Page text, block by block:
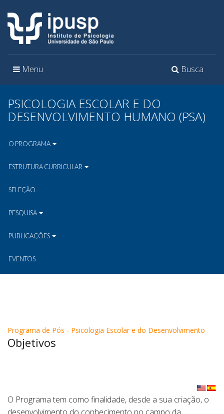
Toggle
Busca
Toggle
Menu
PSICOLOGIA ESCOLAR E DO
DESENVOLVIMENTO HUMANO (PSA)
O PROGRAMA
ESTRUTURA CURRICULAR
SELEÇÃO
PESQUISA
PUBLICAÇÕES
EVENTOS
Programa de Pós - Psicologia Escolar e do Desenvolvimento
Objetivos
O Programa tem como finalidade, desde a sua criação, o